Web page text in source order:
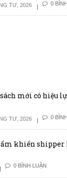
TƯ, 2026 0
mới có hiệu
TƯ, 2026 0
khiến shipper
0 BÌNH LUẬN